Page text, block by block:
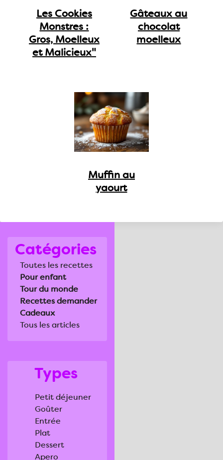
Catégories
Toutes les recettes
Pour enfant
Tour du monde
Recettes demander
Cadeaux
Tous les articles
Types
Petit déjeuner
Goûter
Entrée
Plat
Dessert
Apero
Les Cookies
Monstres :
Gros, Moelleux
et Malicieux"
Gâteaux au
chocolat
moelleux
Muffin au
yaourt